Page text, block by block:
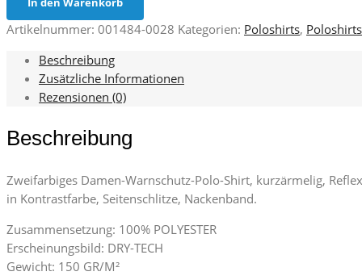
Artikelnummer: 001484-0028 Kategorien: Poloshirts, Poloshirts
Beschreibung
Zusätzliche Informationen
Rezensionen (0)
Beschreibung
Zweifarbiges Damen-Warnschutz-Polo-Shirt, kurzärmelig,
in Kontrastfarbe, Seitenschlitze, Nackenband.
Zusammensetzung: 100% POLYESTER
Erscheinungsbild: DRY-TECH
Gewicht: 150 GR/M²